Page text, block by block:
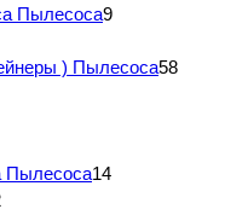
Пылесоса9
) Пылесоса58
Пылесоса14